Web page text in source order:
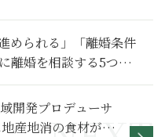
められる」「離婚条件
離婚を相談する5つの
開発プロデューサ
産地消の食材が並